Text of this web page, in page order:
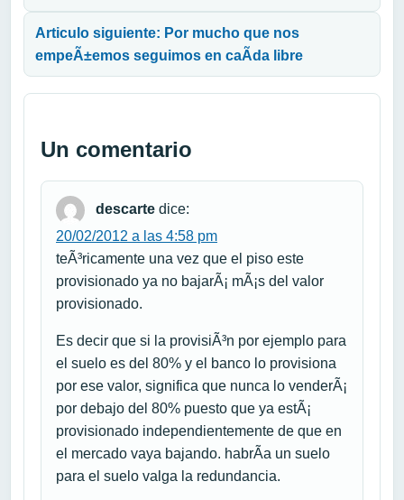
Articulo siguiente: Por mucho que nos
empeÃ±emos seguimos en caÃ­da libre
Un comentario
descarte dice:
20/02/2012 a las 4:58 pm
teÃ³ricamente una vez que el piso este
provisionado ya no bajarÃ¡ mÃ¡s del valor
provisionado.
Es decir que si la provisiÃ³n por ejemplo para
el suelo es del 80% y el banco lo provisiona
por ese valor, significa que nunca lo venderÃ¡
por debajo del 80% puesto que ya estÃ¡
provisionado independientemente de que en
el mercado vaya bajando. habrÃ­a un suelo
para el suelo valga la redundancia.